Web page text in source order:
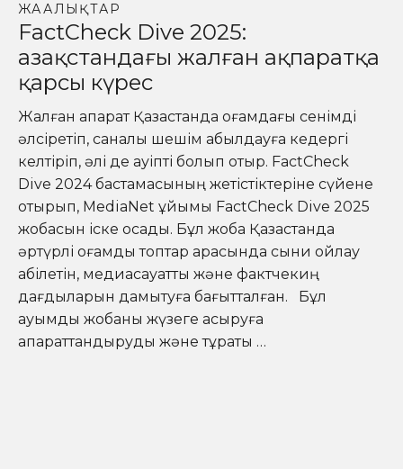
ЖАҢАЛЫҚТАР
FactCheck Dive 2025:
Қазақстандағы жалған ақпаратқа
қарсы күрес
Жалған ақпарат Қазақстанда қоғамдағы сенімді
әлсіретіп, саналы шешім қабылдауға кедергі
келтіріп, әлі де қауіпті болып отыр. FactCheck
Dive 2024 бастамасының жетістіктеріне сүйене
отырып, MediaNet ұйымы FactCheck Dive 2025
жобасын іске қосады. Бұл жоба Қазақстанда
әртүрлі қоғамдық топтар арасында сыни ойлау
қабілетін, медиасауатты және фактчекиң
дағдыларын дамытуға бағытталған. Бұл
ауқымды жобаны жүзеге асыруға
ақпараттандыруды және тұрақты …